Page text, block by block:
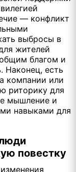
— конфликт
выбросы в
жителей
благом и
Наконец, есть
компании или
риторику для
мышление и
навыками для
повестку